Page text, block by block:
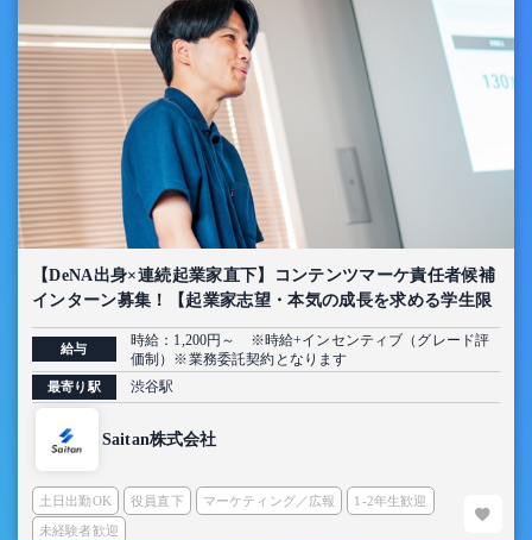
【DeNA出身×連続起業家直下】コンテンツマーケ責任者候補
インターン募集！【起業家志望・本気の成長を求める学生限
定】
給与
時給：1,200円～ ※時給+インセンティブ（グレード評
価制）※業務委託契約となります
最寄り駅 渋谷駅
Saitan株式会社
土日出勤OK 役員直下 マーケティング／広報 1-2年生歓迎
未経験者歓迎